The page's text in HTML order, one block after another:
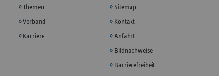
Themen
Verband
Karriere
Sitemap
Kontakt
Anfahrt
Bildnachweise
Barrierefreiheit